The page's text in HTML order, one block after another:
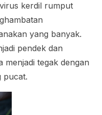
kerdil rumput
yang banyak.
pendek dan
tegak dengan
pucat.